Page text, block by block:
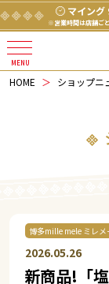
マイン
※営業時間は店舗ご
HOME ショップニ
博多mille mele ミレメ
2026.05.26
新商品!「